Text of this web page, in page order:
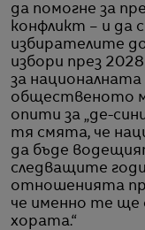
да помогне за
конфликт – и да
избирателите
избори през 2028
за
общественото
опити за „де-
тя смята, че
да бъде
следващите
отношенията
че именно те ще
хората.“